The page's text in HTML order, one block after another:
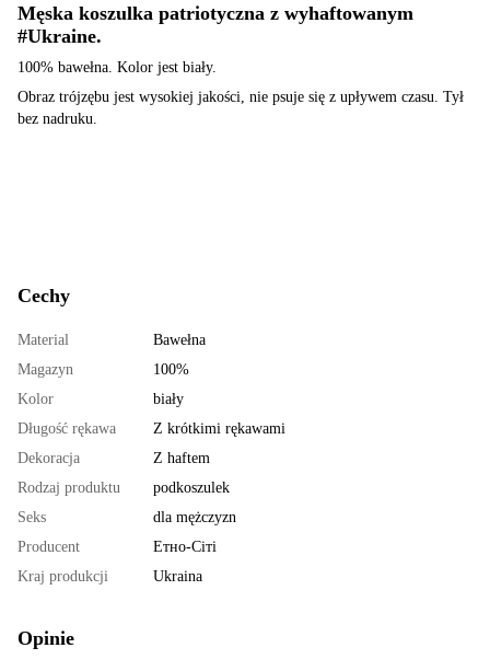
Męska koszulka patriotyczna z wyhaftowanym
#Ukraine.
100% bawełna. Kolor jest biały.
Obraz trójzębu jest wysokiej jakości, nie psuje się z upływem czasu. Tył
bez nadruku.
Cechy
Material
Bawełna
Magazyn
100%
Kolor
biały
Długość rękawa
Z krótkimi rękawami
Dekoracja
Z haftem
Rodzaj produktu
podkoszulek
Seks
dla mężczyzn
Producent
Етно-Сіті
Kraj produkcji
Ukraina
Opinie